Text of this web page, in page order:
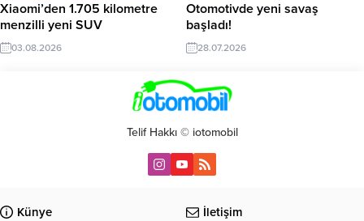
Xiaomi’den 1.705 kilometre
menzilli yeni SUV
03.08.2026
Otomotivde yeni savaş
başladı!
28.07.2026
Telif Hakkı © iotomobil
Künye İletişim